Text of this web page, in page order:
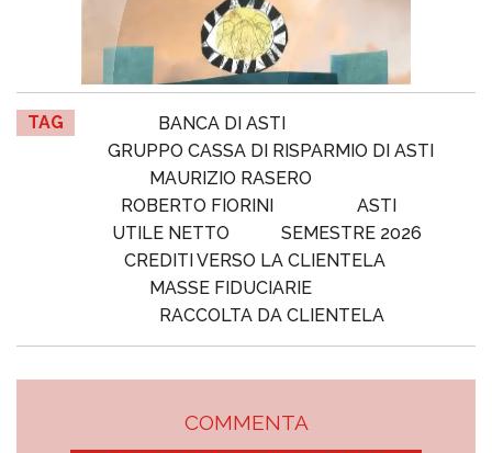
TAG
BANCA DI ASTI
GRUPPO CASSA DI RISPARMIO DI ASTI
MAURIZIO RASERO
ROBERTO FIORINI
ASTI
UTILE NETTO
SEMESTRE 2026
CREDITI VERSO LA CLIENTELA
MASSE FIDUCIARIE
RACCOLTA DA CLIENTELA
COMMENTA